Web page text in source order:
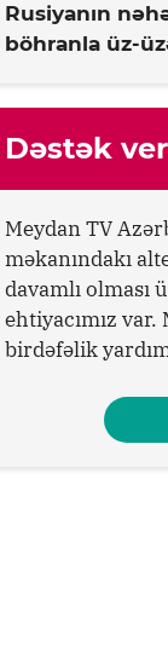
Rusiyanın
böhranla üz-
Dəstək
Meydan TV
məkanındakı
davamlı olması
ehtiyacımız var.
birdəfəlik